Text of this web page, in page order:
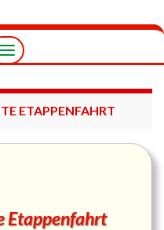
Navigation
ETAPPENFAHRT
Etappenfahrt